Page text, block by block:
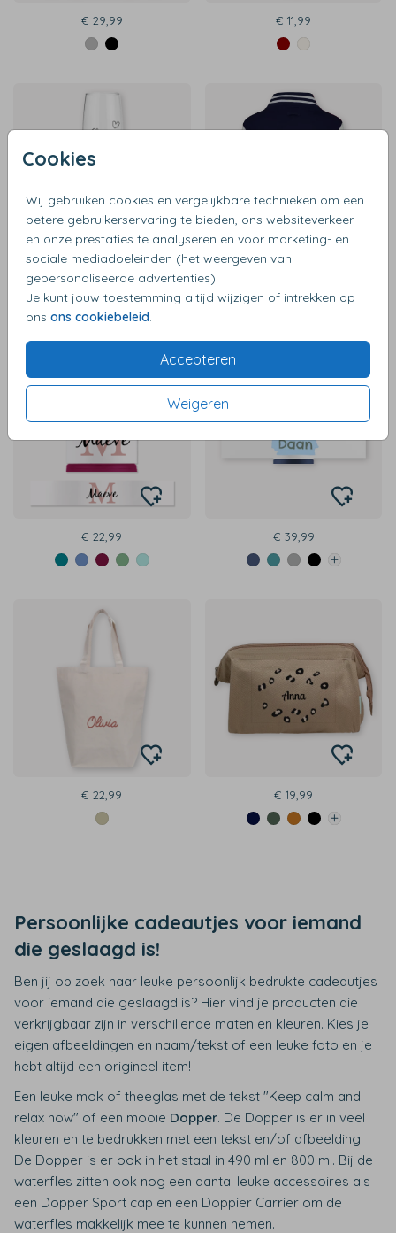
Cookies
Wij gebruiken cookies en vergelijkbare technieken om een
betere gebruikerservaring te bieden, ons websiteverkeer
en onze prestaties te analyseren en voor marketing- en
sociale mediadoeleinden (het weergeven van
gepersonaliseerde advertenties).
Je kunt jouw toestemming altijd wijzigen of intrekken op
ons ons cookiebeleid.
Accepteren
Weigeren
€ 29,99 € 11,99
€ 11,99
€ 22,99
Geïsoleerde thermosfles
€ 39,99
€ 22,99 € 19,99
Persoonlijke cadeautjes voor iemand
die geslaagd is!
Ben jij op zoek naar leuke persoonlijk bedrukte cadeautjes
voor iemand die geslaagd is? Hier vind je producten die
verkrijgbaar zijn in verschillende maten en kleuren. Kies je
eigen afbeeldingen en naam/tekst of een leuke foto en je
hebt altijd een origineel item!
Een leuke mok of theeglas met de tekst "Keep calm and
relax now" of een mooie Dopper. De Dopper is er in veel
kleuren en te bedrukken met een tekst en/of afbeelding.
De Dopper is er ook in het staal in 490 ml en 800 ml. Bij de
waterfles zitten ook nog een aantal leuke accessoires als
een Dopper Sport cap en een Doppier Carrier om de
waterfles makkelijk mee te kunnen nemen.